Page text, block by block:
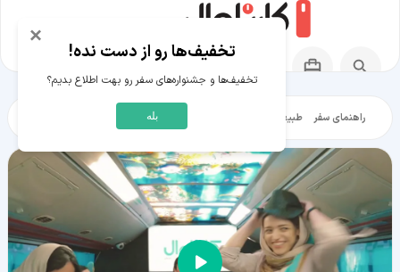
راهنمای سفر طبیعت‌گردی شهرگردی
×
تخفیف‌ها رو از دست نده!
تخفیف‌ها و جشنواره‌های سفر رو بهت اطلاع بدیم؟
بله